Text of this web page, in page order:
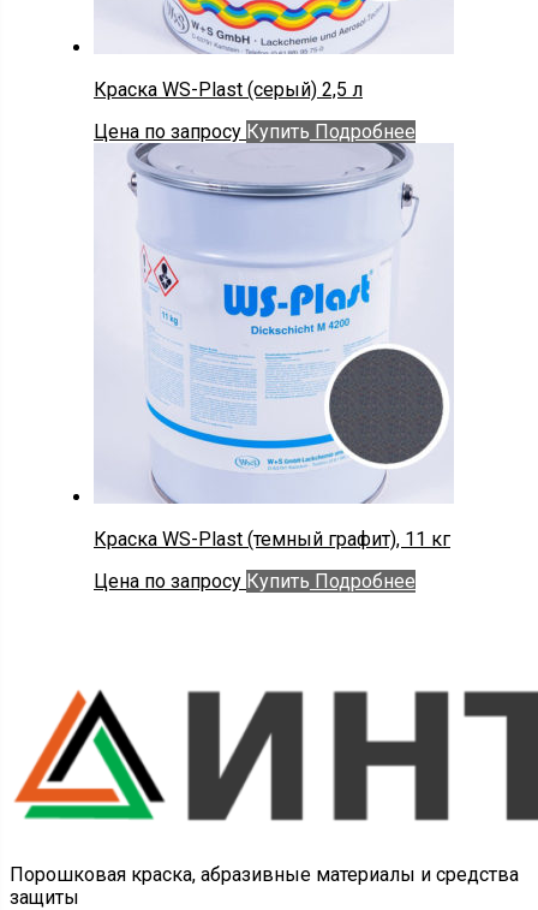
Краска WS-Plast (серый) 2,5 л
Цена по запросу Купить Подробнее
Краска WS-Plast (темный графит), 11 кг
Цена по запросу Купить Подробнее
Порошковая краска, абразивные материалы и средства
защиты